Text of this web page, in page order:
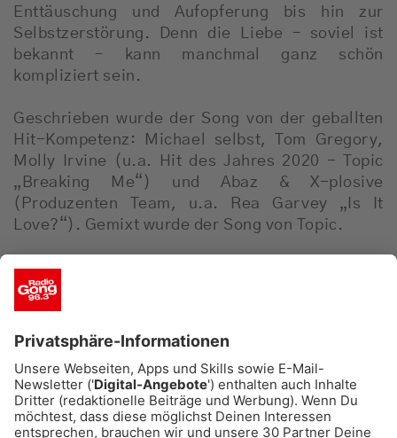
Enttäuschung und Aufopferung bis hin zur
Selbstzerstörung. Denn die Liebe – soviel ist
bekannt – kann manchmal ganz schön
kompliziert sein.
Geschrieben wurde der Song von der geballten
Hit-Kompetenz: Michael selbst, Tom Gregory,
Molly Irvine (u.a. Hit des Jahres 2020 - Topic
„Breaking Me“) und Abaz & X-plosive
(Produzenten Team, u.a. Rea Garvey „Is It
Love?“). Gemixt wurde der Song von Topic.
um den YouTube Video-Service zu
Wir verwenden einen Service
eines Drittanbieters, um
Videoinhalte einzubetten. Dieser